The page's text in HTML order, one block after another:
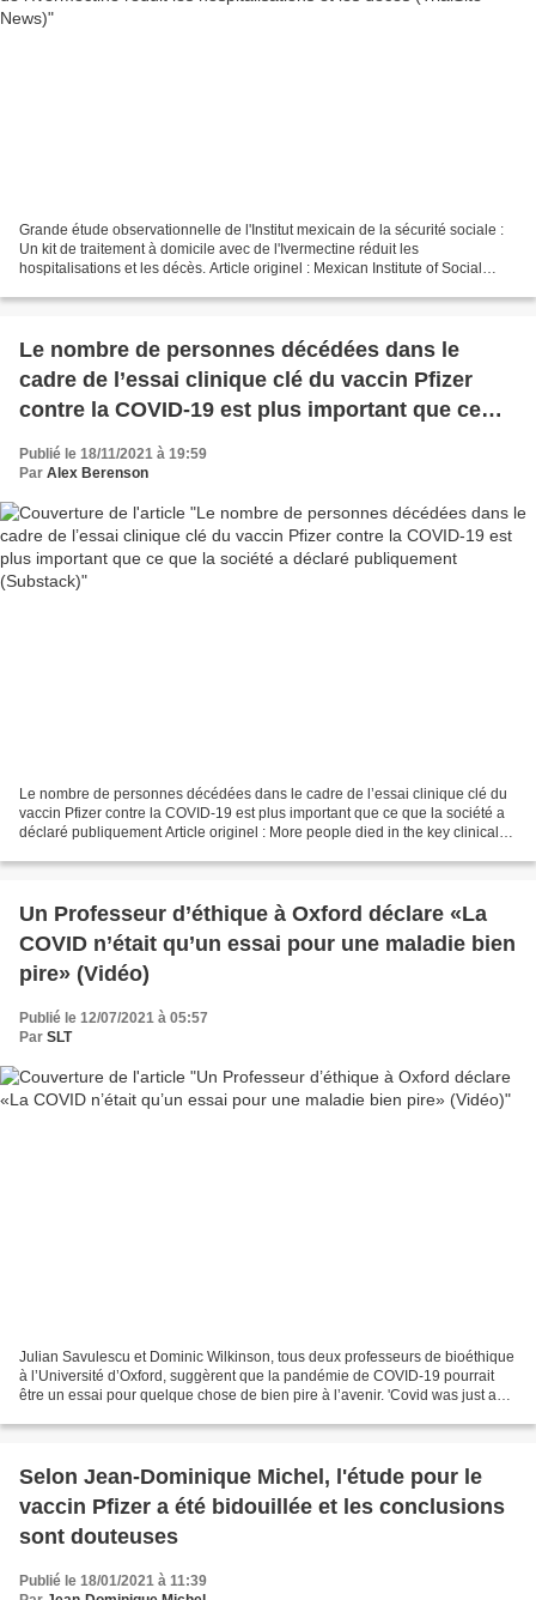
Grande étude observationnelle de l'Institut mexicain de la sécurité sociale :
Un kit de traitement à domicile avec de l'Ivermectine réduit les
hospitalisations et les décès. Article originel : Mexican Institute of Social
Le nombre de personnes décédées dans le
cadre de l’essai clinique clé du vaccin Pfizer
contre la COVID-19 est plus important que ce
que la société a déclaré publiquement
(Substack)
Publié le 18/11/2021 à 19:59
Par Alex Berenson
Le nombre de personnes décédées dans le cadre de l’essai clinique clé du
vaccin Pfizer contre la COVID-19 est plus important que ce que la société a
déclaré publiquement Article originel : More people died in the key clinical
Un Professeur d’éthique à Oxford déclare «La
COVID n’était qu’un essai pour une maladie bien
pire» (Vidéo)
Publié le 12/07/2021 à 05:57
Par SLT
Julian Savulescu et Dominic Wilkinson, tous deux professeurs de bioéthique
à l’Université d’Oxford, suggèrent que la pandémie de COVID-19 pourrait
être un essai pour quelque chose de bien pire à l’avenir. 'Covid was just a
Selon Jean-Dominique Michel, l'étude pour le
vaccin Pfizer a été bidouillée et les conclusions
sont douteuses
Publié le 18/01/2021 à 11:39